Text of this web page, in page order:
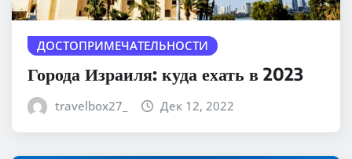
ДОСТОПРИМЕЧАТЕЛЬНОСТИ
Города Израиля: куда ехать в 2023
travelbox27_ Дек 12, 2022